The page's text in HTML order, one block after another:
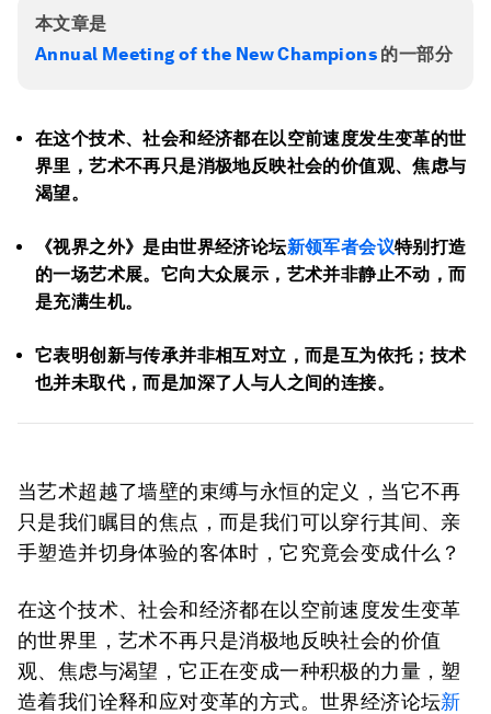
本文章是
Annual Meeting of the New Champions 的一部分
在这个技术、社会和经济都在以空前速度发生变革的世
界里，艺术不再只是消极地反映社会的价值观、焦虑与
渴望。
《视界之外》是由世界经济论坛新领军者会议特别打造
的一场艺术展。它向大众展示，艺术并非静止不动，而
是充满生机。
它表明创新与传承并非相互对立，而是互为依托；技术
也并未取代，而是加深了人与人之间的连接。
当艺术超越了墙壁的束缚与永恒的定义，当它不再
只是我们瞩目的焦点，而是我们可以穿行其间、亲
手塑造并切身体验的客体时，它究竟会变成什么？
在这个技术、社会和经济都在以空前速度发生变革
的世界里，艺术不再只是消极地反映社会的价值
观、焦虑与渴望，它正在变成一种积极的力量，塑
造着我们诠释和应对变革的方式。世界经济论坛新